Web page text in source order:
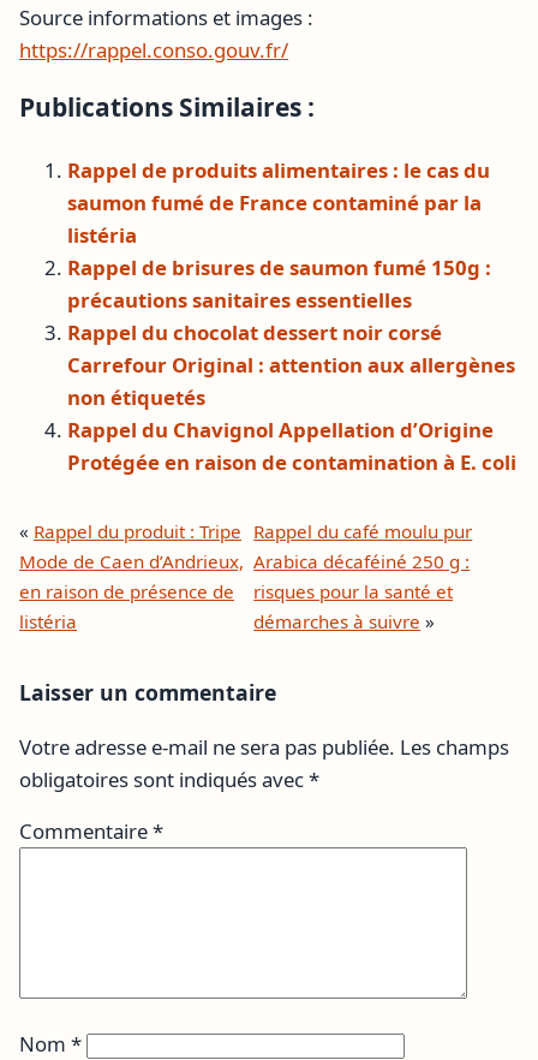
Source informations et images :
https://rappel.conso.gouv.fr/
Publications Similaires :
Rappel de produits alimentaires : le cas du
saumon fumé de France contaminé par la
listéria
Rappel de brisures de saumon fumé 150g :
précautions sanitaires essentielles
Rappel du chocolat dessert noir corsé
Carrefour Original : attention aux allergènes
non étiquetés
Rappel du Chavignol Appellation d’Origine
Protégée en raison de contamination à E. coli
« Rappel du produit : Tripe
Mode de Caen d’Andrieux,
en raison de présence de
listéria
Rappel du café moulu pur
Arabica décaféiné 250 g :
risques pour la santé et
démarches à suivre »
Laisser un commentaire
Votre adresse e-mail ne sera pas publiée. Les champs
obligatoires sont indiqués avec*
Commentaire*
Nom *